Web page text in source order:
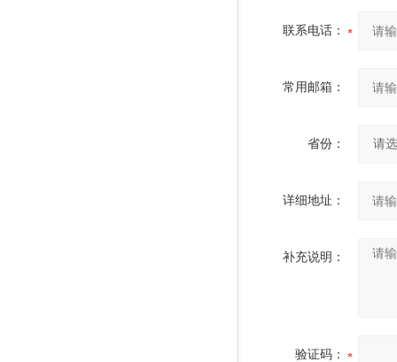
联系电话：
常用邮箱：
省份：
详细地址：
补充说明：
验证码：